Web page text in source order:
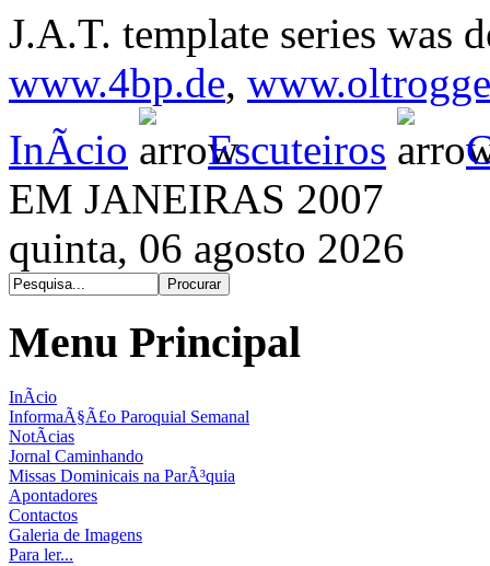
J.A.T. template series was
www.4bp.de,
InÃ­cio
Escuteiros
EM JANEIRAS 2007
quinta, 06 agosto 2026
Menu Principal
InÃ­cio
InformaÃ§Ã£o Paroquial Semanal
NotÃ­cias
Jornal Caminhando
Missas Dominicais na ParÃ³quia
Apontadores
Contactos
Galeria de Imagens
Para ler...